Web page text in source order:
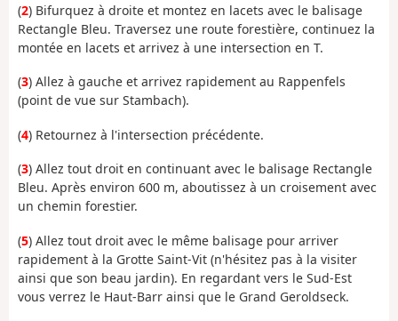
(2) Bifurquez à droite et montez en lacets avec le balisage
Rectangle Bleu. Traversez une route forestière, continuez la
montée en lacets et arrivez à une intersection en T.
(3) Allez à gauche et arrivez rapidement au Rappenfels
(point de vue sur Stambach).
(4) Retournez à l'intersection précédente.
(3) Allez tout droit en continuant avec le balisage Rectangle
Bleu. Après environ 600 m, aboutissez à un croisement avec
un chemin forestier.
(5) Allez tout droit avec le même balisage pour arriver
rapidement à la Grotte Saint-Vit (n'hésitez pas à la visiter
ainsi que son beau jardin). En regardant vers le Sud-Est
vous verrez le Haut-Barr ainsi que le Grand Geroldseck.